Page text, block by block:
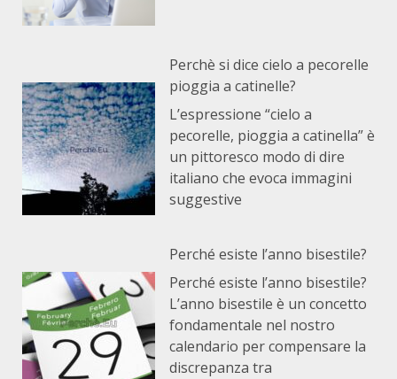
Perchè si dice cielo a pecorelle
pioggia a catinelle?
L’espressione “cielo a
pecorelle, pioggia a catinella” è
un pittoresco modo di dire
italiano che evoca immagini
suggestive
Perché esiste l’anno bisestile?
Perché esiste l’anno bisestile?
L’anno bisestile è un concetto
fondamentale nel nostro
calendario per compensare la
discrepanza tra